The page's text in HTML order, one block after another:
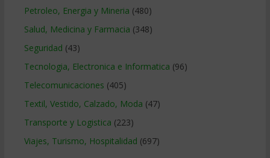
Petroleo, Energia y Mineria (480)
Salud, Medicina y Farmacia (348)
Seguridad (43)
Tecnologia, Electronica e Informatica (96)
Telecomunicaciones (405)
Textil, Vestido, Calzado, Moda (47)
Transporte y Logistica (223)
Viajes, Turismo, Hospitalidad (697)